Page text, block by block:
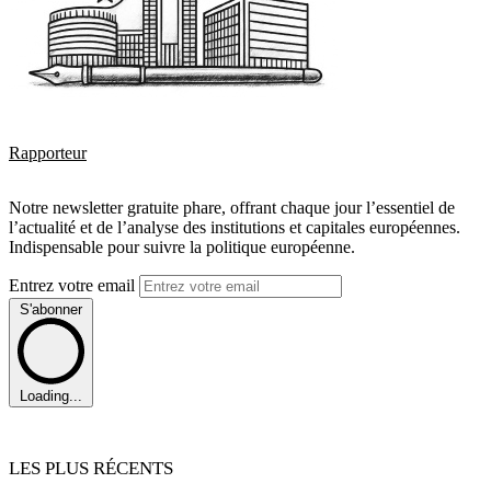
Rapporteur
Notre newsletter gratuite phare, offrant chaque jour l’essentiel de
l’actualité et de l’analyse des institutions et capitales européennes.
Indispensable pour suivre la politique européenne.
Entrez votre email
S'abonner
Loading...
LES PLUS RÉCENTS